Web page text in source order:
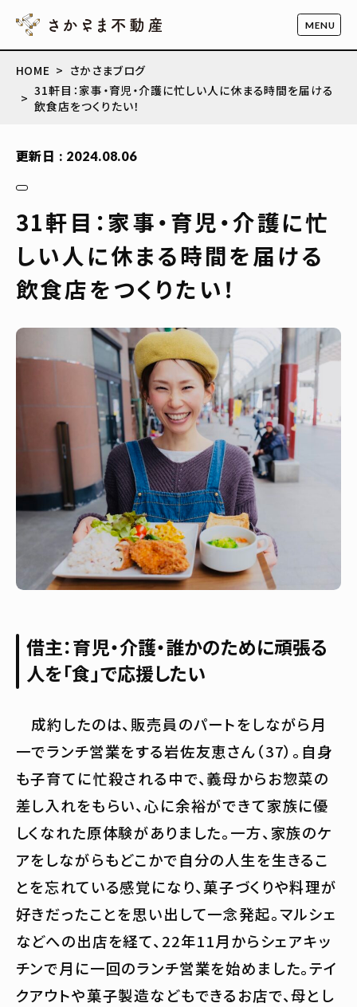
HOME
さかさまブログ
31軒目：家事・育児・介護に忙しい人に休まる時間を届ける
飲食店をつくりたい！
更新日 : 2024.08.06
31軒目：家事・育児・介護に忙
しい人に休まる時間を届ける
飲食店をつくりたい！
借主：育児・介護・誰かのために頑張る
人を「食」で応援したい
成約したのは、販売員のパートをしながら月
一でランチ営業をする岩佐友恵さん（37）。自身
も子育てに忙殺される中で、義母からお惣菜の
差し入れをもらい、心に余裕ができて家族に優
しくなれた原体験がありました。一方、家族のケ
アをしながらもどこかで自分の人生を生きるこ
とを忘れている感覚になり、菓子づくりや料理が
好きだったことを思い出して一念発起。マルシェ
などへの出店を経て、22年11月からシェアキッ
チンで月に一回のランチ営業を始めました。テイ
クアウトや菓子製造などもできるお店で、母とし